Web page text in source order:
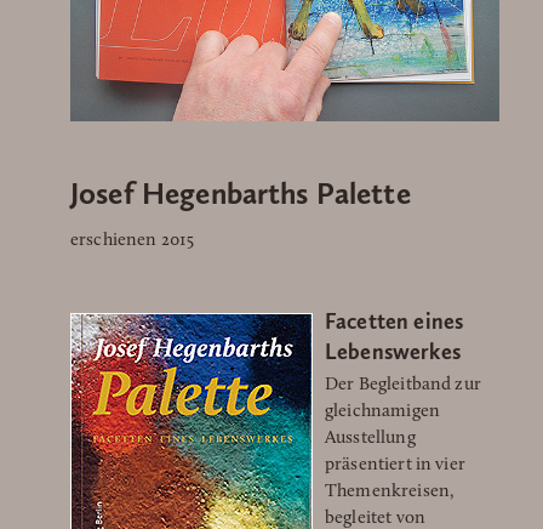
Josef Hegenbarths Palette
erschienen 2015
Facetten eines
Lebenswerkes
Der Begleitband zur
gleichnamigen
Ausstellung
präsentiert in vier
Themenkreisen,
begleitet von